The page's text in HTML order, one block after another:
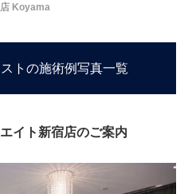
Koyama
トの施術例写真一覧
イト新宿店のご案内